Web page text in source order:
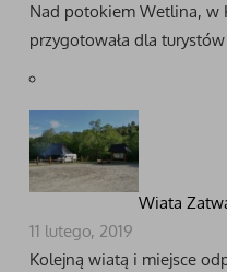
Nad potokiem Wetlina, w
przygotowała dla
Wiata
11 lutego, 2019
Kolejną wiatą i miejsce